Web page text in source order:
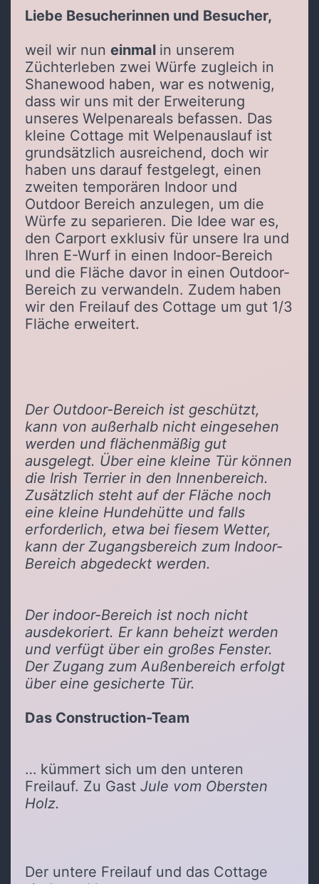
Liebe Besucherinnen und Besucher,
weil wir nun einmal in unserem
Züchterleben zwei Würfe zugleich in
Shanewood haben, war es notwenig,
dass wir uns mit der Erweiterung
unseres Welpenareals befassen. Das
kleine Cottage mit Welpenauslauf ist
grundsätzlich ausreichend, doch wir
haben uns darauf festgelegt, einen
zweiten temporären Indoor und
Outdoor Bereich anzulegen, um die
Würfe zu separieren. Die Idee war es,
den Carport exklusiv für unsere Ira und
Ihren E-Wurf in einen Indoor-Bereich
und die Fläche davor in einen Outdoor-
Bereich zu verwandeln. Zudem haben
wir den Freilauf des Cottage um gut 1/3
Fläche erweitert.
Der Outdoor-Bereich ist geschützt,
kann von außerhalb nicht eingesehen
werden und flächenmäßig gut
ausgelegt. Über eine kleine Tür können
die Irish Terrier in den Innenbereich.
Zusätzlich steht auf der Fläche noch
eine kleine Hundehütte und falls
erforderlich, etwa bei fiesem Wetter,
kann der Zugangsbereich zum Indoor-
Bereich abgedeckt werden.
Der indoor-Bereich ist noch nicht
ausdekoriert. Er kann beheizt werden
und verfügt über ein großes Fenster.
Der Zugang zum Außenbereich erfolgt
über eine gesicherte Tür.
Das Construction-Team
… kümmert sich um den unteren
Freilauf. Zu Gast Jule vom Obersten
Holz.
Der untere Freilauf und das Cottage